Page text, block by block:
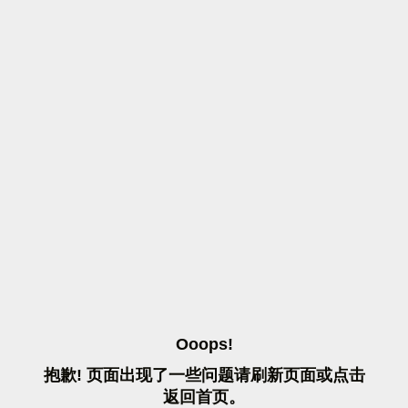
OOOPS!
抱歉! 页面出现了一些问题请刷 新页面或点击
返 回首页。